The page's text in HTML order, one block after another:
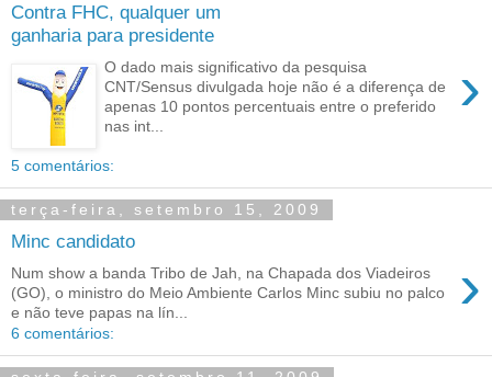
Contra FHC, qualquer um
ganharia para presidente
›
O dado mais significativo da pesquisa
CNT/Sensus divulgada hoje não é a diferença de
apenas 10 pontos percentuais entre o preferido
nas int...
5 comentários:
terça-feira, setembro 15, 2009
Minc candidato
›
Num show a banda Tribo de Jah, na Chapada dos Viadeiros
(GO), o ministro do Meio Ambiente Carlos Minc subiu no palco
e não teve papas na lín...
6 comentários: